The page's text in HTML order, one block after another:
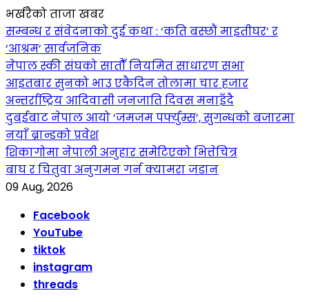
भर्खरैको ताजा खबर
सम्बन्ध र संवेदनाको दुई कथा : ‘कति बस्छौं माइतीघर’ र
‘आश्रम’ सार्वजनिक
नेपाल स्की संघको सातौँ नियमित साधारण सभा
आइतबार सुनको भाउ एकैदिन तोलामा चार हजार
अन्तर्राष्ट्रिय आदिवासी जनजाति दिवस मनाइँदै
दुबईबाट नेपाल आयो ‘जमजम पर्फ्युम्स’, सुगन्धको बजारमा
नयाँ ब्रान्डको प्रवेश
शिकागोमा नेपाली अनुहार समेटिएको भित्तेचित्र
बाघ र चितुवा अनुगमन गर्न क्यामरा जडान
09 Aug, 2026
Facebook
YouTube
tiktok
instagram
threads